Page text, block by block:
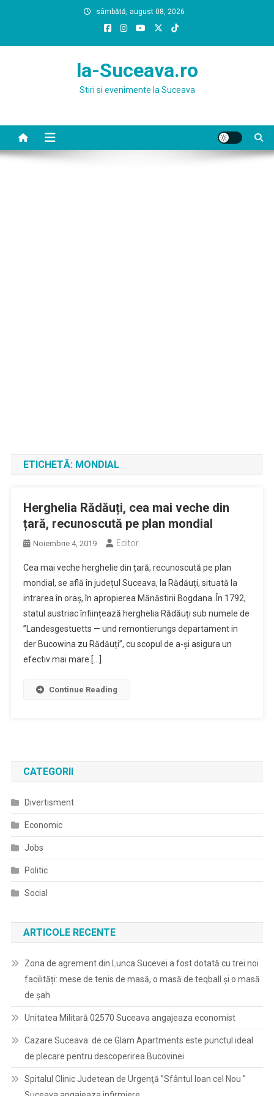
sâmbătă, august 08, 2026
la-Suceava.ro
Stiri si evenimente la Suceava
ETICHETĂ: MONDIAL
Herghelia Rădăuți, cea mai veche din
țară, recunoscută pe plan mondial
Noiembrie 4, 2019 Editor
Cea mai veche herghelie din țară, recunoscută pe plan
mondial, se află în județul Suceava, la Rădăuți, situată la
intrarea în oraș, în apropierea Mănăstirii Bogdana. În 1792,
statul austriac înființează herghelia Rădăuți sub numele de
”Landesgestuetts — und remontierungs departament in
der Bucowina zu Rădăuți”, cu scopul de a-și asigura un
efectiv mai mare […]
Continue Reading
CATEGORII
Divertisment
Economic
Jobs
Politic
Social
ARTICOLE RECENTE
Zona de agrement din Lunca Sucevei a fost dotată cu trei noi
facilități: mese de tenis de masă, o masă de teqball și o masă
de șah
Unitatea Militară 02570 Suceava angajeaza economist
Cazare Suceava: de ce Glam Apartments este punctul ideal
de plecare pentru descoperirea Bucovinei
Spitalul Clinic Judetean de Urgenţă ”Sfântul Ioan cel Nou ”